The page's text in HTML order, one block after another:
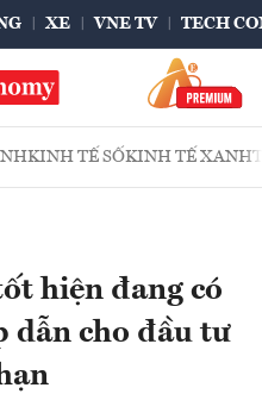
XE VNE TV TECH
KINH TẾ SỐKINH TẾ XANH
hiện đang có
dẫn cho đầu tư